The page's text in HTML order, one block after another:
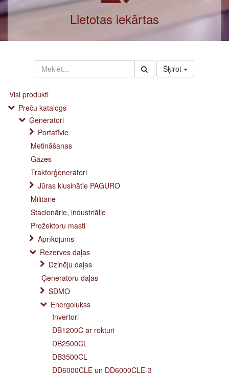
Lietotas iekārtas
Šķirot
Visi produkti
Preču katalogs
Ģeneratori
Portatīvie
Metināšanas
Gāzes
Traktorģeneratori
Jūras klusinātie PAGURO
Militārie
Stacionārie, industriālie
Prožektoru masti
Aprīkojums
Rezerves daļas
Dzinēju daļas
Ģeneratoru daļas
SDMO
Energolukss
Invertori
DB1200C ar rokturi
DB2500CL
DB3500CL
DD6000CLE un DD6000CLE-3